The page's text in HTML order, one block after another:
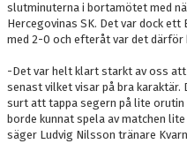
slutminuterna i bortamötet med
Hercegovinas SK. Det var dock
med 2-0 och efteråt var det därför
-Det var helt klart starkt av oss
senast vilket visar på bra
surt att tappa segern på lite
borde kunnat spela av matchen
säger Ludvig Nilsson tränare